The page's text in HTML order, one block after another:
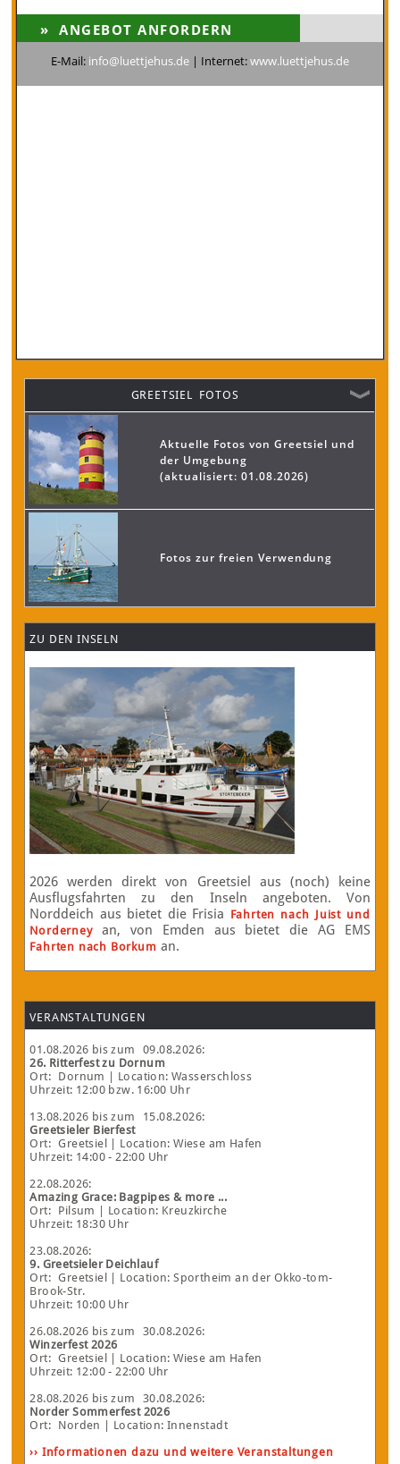
E-Mail: info@luettjehus.de | Internet:www.luettjehus.de
GREETSIEL FOTOS
Aktuelle Fotos von Greetsiel und
der Umgebung
(aktualisiert: 01.08.2026)
Fotos zur freien Verwendung
ZU DEN INSELN
2026 werden direkt von Greetsiel aus (noch) keine
Ausflugsfahrten zu den Inseln angeboten. Von
Norddeich aus bietet die Frisia Fahrten nach Juist und
Norderneyan, von Emden aus bietet die AG EMS
Fahrten nach Borkum an.
VERANSTALTUNGEN
01.08.2026 bis zum 09.08.2026:
26. Ritterfest zu Dornum
Ort: Dornum
| Location: Wasserschloss
Uhrzeit: 12:00 bzw. 16:00 Uhr
13.08.2026 bis zum 15.08.2026:
Greetsieler Bierfest
Ort: Greetsiel
| Location: Wiese am Hafen
Uhrzeit: 14:00 - 22:00 Uhr
22.08.2026:
Amazing Grace: Bagpipes & more ...
Ort: Pilsum
| Location: Kreuzkirche
Uhrzeit: 18:30 Uhr
23.08.2026:
9. Greetsieler Deichlauf
Ort: Greetsiel
| Location: Sportheim an der Okko-tom-
Brook-Str.
Uhrzeit: 10:00 Uhr
26.08.2026 bis zum 30.08.2026:
Winzerfest 2026
Ort: Greetsiel
| Location: Wiese am Hafen
Uhrzeit: 12:00 - 22:00 Uhr
28.08.2026 bis zum 30.08.2026:
Norder Sommerfest 2026
Ort: Norden
| Location: Innenstadt
›› Informationen dazu und weitere Veranstaltungen